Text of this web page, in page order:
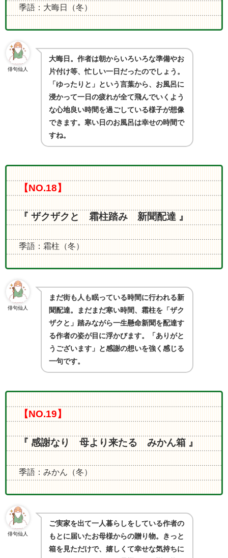
季語：大晦日（冬）
俳句仙人
大晦日。作者は朝からいろいろな準備やお
片付け等、忙しい一日だったのでしょう。
「ゆったりと」という言葉から、お風呂に
浸かって一日の疲れが全て飛んでいくよう
な心地良い時間を過ごしている様子が想像
できます。寒い日のお風呂は幸せの時間で
すね。
【NO.18】
『 ザクザクと 霜柱踏み 新聞配達 』
季語：霜柱（冬）
俳句仙人
まだ街も人も眠っている時間に行われる新
聞配達。まだまだ寒い時間、霜柱を「ザク
ザクと」踏みながら一生懸命新聞を配達す
る作者の姿が目に浮かびます。「ありがと
うございます」と感謝の想いを強く感じる
一句です。
【NO.19】
『 感謝なり 母より来たる みかん箱 』
季語：みかん（冬）
俳句仙人
ご実家を出て一人暮らしをしている作者の
もとに届いたお母様からの贈り物。きっと
箱を見ただけで、嬉しくて幸せな気持ちに